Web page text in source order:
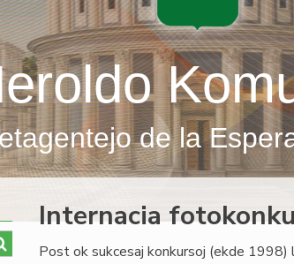
de la
Internacia
Post ok sukcesaj konkursoj (ekde 1998)